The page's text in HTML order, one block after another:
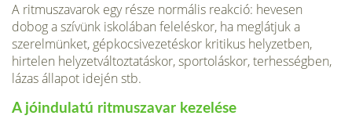
A ritmuszavarok egy része normális reakció: hevesen
dobog a szívünk iskolában feleléskor, ha meglátjuk a
szerelmünket, gépkocsivezetéskor kritikus helyzetben,
hirtelen helyzetváltoztatáskor, sportoláskor, terhességben,
lázas állapot idején stb.
A jóindulatú ritmuszavar kezelése